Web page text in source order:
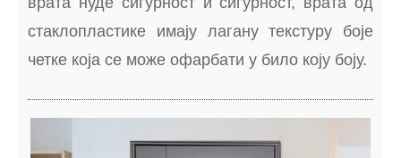
стаклопластике имају лагану текстуру боје
четке која се може офарбати у било коју боју.